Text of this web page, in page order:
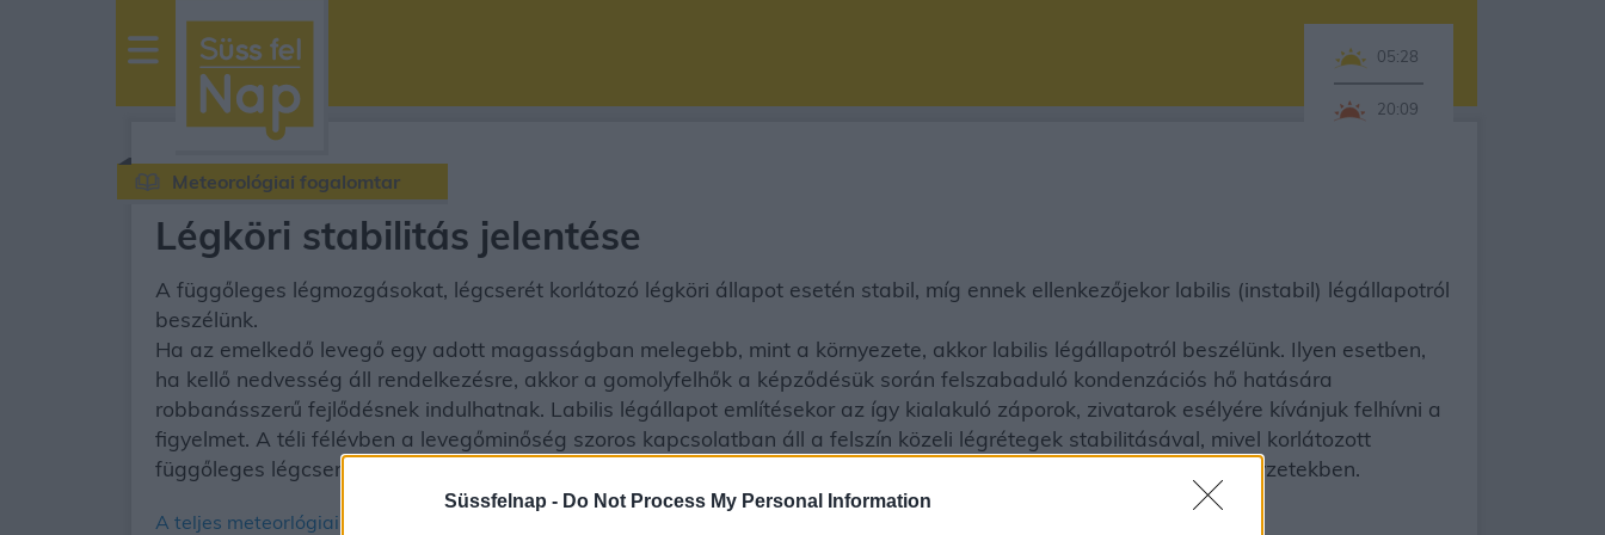
Süssfelnap - Do Not Process My Personal Information
sussfelnap.hu
időjárás
05:28
20:09
Meteorológiai fogalomtar
Légköri stabilitás jelentése
A függőleges légmozgásokat, légcserét korlátozó légköri állapot esetén stabil, míg ennek ellenkezőjekor labilis (instabil) légállapotról
beszélünk.
Ha az emelkedő levegő egy adott magasságban melegebb, mint a környezete, akkor labilis légállapotról beszélünk. Ilyen esetben,
ha kellő nedvesség áll rendelkezésre, akkor a gomolyfelhők a képződésük során felszabaduló kondenzációs hő hatására
robbanásszerű fejlődésnek indulhatnak. Labilis légállapot említésekor az így kialakuló záporok, zivatarok esélyére kívánjuk felhívni a
figyelmet. A téli félévben a levegőminőség szoros kapcsolatban áll a felszín közeli légrétegek stabilitásával, mivel korlátozott
függőleges légcsere esetén feldúsulnak a légszennyező anyagok, különösen igaz ez azinverziós, hidegpárnáshelyzetekben.
A teljes meteorlógiai fogalomtár